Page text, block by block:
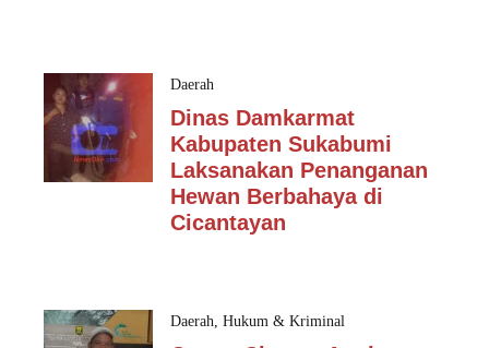
Daerah
Dinas Damkarmat
Kabupaten Sukabumi
Laksanakan Penanganan
Hewan Berbahaya di
Cicantayan
Daerah, Hukum & Kriminal